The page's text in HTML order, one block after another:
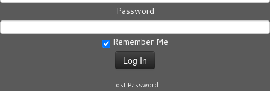
Password
Remember Me
Lost Password